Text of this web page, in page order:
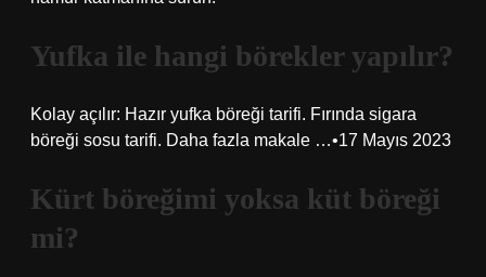
Yufka ile hangi börekler yapılır?
Kolay açılır: Hazır yufka böreği tarifi. Fırında sigara
böreği sosu tarifi. Daha fazla makale …•17 Mayıs 2023
Kürt böreğimi yoksa küt böreği
mi?